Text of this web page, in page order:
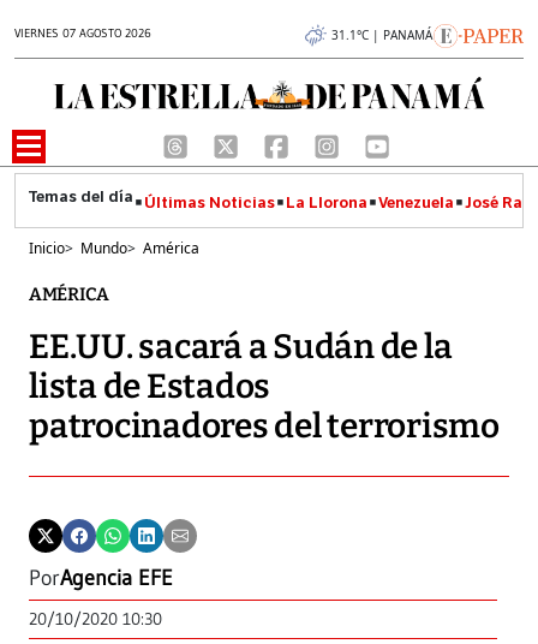
VIERNES 07 AGOSTO 2026 31.1°C | PANAMÁ
Últimas Noticias La Llorona Venezuela José
Inicio> Mundo> América
AMÉRICA
EE.UU. sacará a Sudán de la
lista de Estados
patrocinadores del terrorismo
PorAgencia EFE
20/10/2020 10:30